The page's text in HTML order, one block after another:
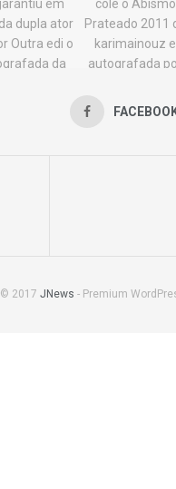
© 2017 JNews - Premium